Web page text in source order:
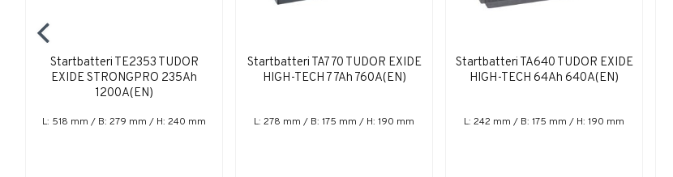
Startbatteri TE2353 TUDOR
EXIDE STRONGPRO 235Ah
1200A(EN)
L: 518 mm / B: 279 mm / H: 240 mm
Startbatteri TA770 TUDOR EXIDE
HIGH-TECH 77Ah 760A(EN)
L: 278 mm / B: 175 mm / H: 190 mm
Startbatteri TA640 TUDOR EXIDE
HIGH-TECH 64Ah 640A(EN)
L: 242 mm / B: 175 mm / H: 190 mm